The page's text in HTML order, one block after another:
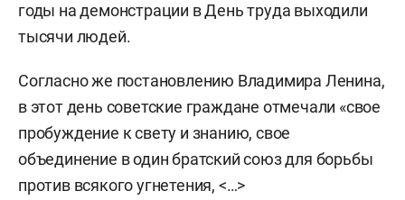
годы на демонстрации в День труда выходили
тысячи людей.
Согласно же постановлению Владимира Ленина,
в этот день советские граждане отмечали «свое
пробуждение к свету и знанию, свое
объединение в один братский союз для борьбы
против всякого угнетения, <…>